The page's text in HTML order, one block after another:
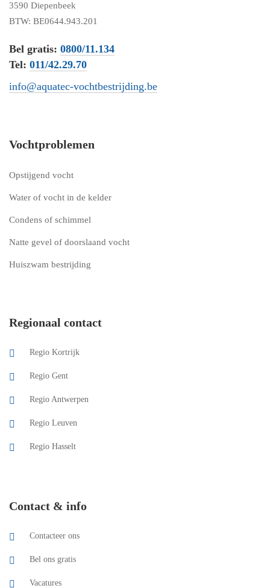
3590 Diepenbeek
BTW: BE0644.943.201
Bel gratis: 0800/11.134
Tel: 011/42.29.70
info@aquatec-vochtbestrijding.be
Vochtproblemen
Opstijgend vocht
Water of vocht in de kelder
Condens of schimmel
Natte gevel of doorslaand vocht
Huiszwam bestrijding
Regionaal contact
Regio Kortrijk
Regio Gent
Regio Antwerpen
Regio Leuven
Regio Hasselt
Contact & info
Contacteer ons
Bel ons gratis
Vacatures